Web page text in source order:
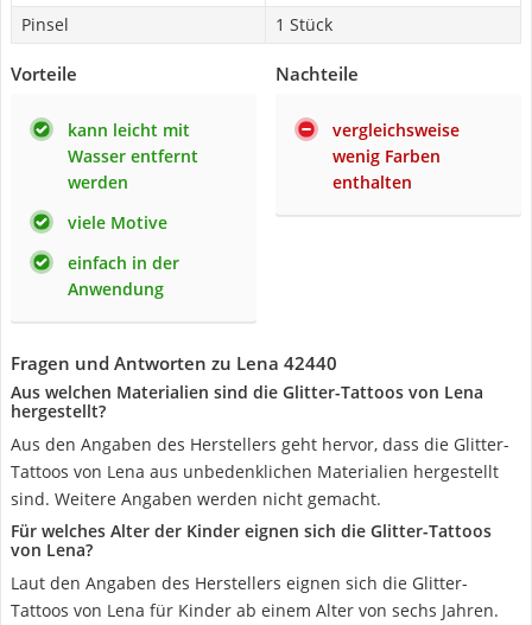
Pinsel 1 Stück
Vorteile
kann leicht mit
Wasser entfernt
werden
viele Motive
einfach in der
Anwendung
Nachteile
vergleichsweise
wenig Farben
enthalten
Fragen und Antworten zu Lena 42440
Aus welchen Materialien sind die Glitter-Tattoos von Lena
hergestellt?
Aus den Angaben des Herstellers geht hervor, dass die Glitter-
Tattoos von Lena aus unbedenklichen Materialien hergestellt
sind. Weitere Angaben werden nicht gemacht.
Für welches Alter der Kinder eignen sich die Glitter-Tattoos
von Lena?
Laut den Angaben des Herstellers eignen sich die Glitter-
Tattoos von Lena für Kinder ab einem Alter von sechs Jahren.